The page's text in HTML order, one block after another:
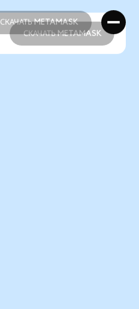
СКАЧАТЬ METAMASK
СКАЧАТЬ METAMASK
СКАЧАТЬ METAMASK